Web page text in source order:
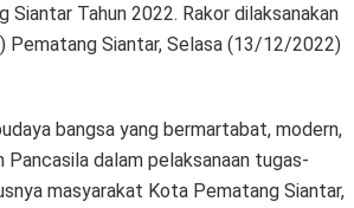
Tahun 2022. Rakor dilaksanakan
Pematang Siantar, Selasa (13/12/2022)
bangsa yang bermartabat, modern,
Pancasila dalam pelaksanaan tugas-
masyarakat Kota Pematang Siantar,